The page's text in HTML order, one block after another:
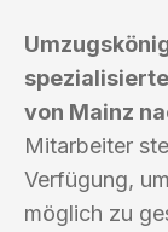
von Mainz
Mitarbeiter
Verfügung,
möglich zu